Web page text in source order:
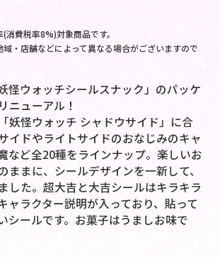
費税率8%)対象商品です。
・店舗などによって異なる場合がございますので
怪ウォッチシールスナック」のパッケ
ニューアル！
妖怪ウォッチ シャドウサイド」に合
イドやライトサイドのおなじみのキャ
など全20種をラインナップ。楽しいお
ままに、シールデザインを一新して、
した。超大吉と大吉シールはキラキラ
ャラクター説明が入っており、貼って
シールです。お菓子はうましお味で